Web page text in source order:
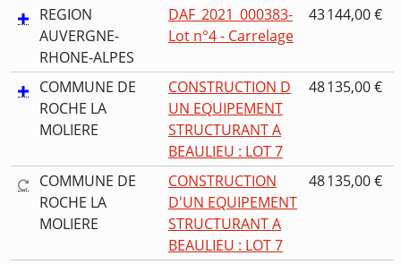
REGION
AUVERGNE-
RHONE-ALPES
DAF_2021_000383-
Lot n°4 - Carrelage
43 144,00 €
COMMUNE DE
ROCHE LA
MOLIERE
CONSTRUCTION D
UN EQUIPEMENT
STRUCTURANT A
BEAULIEU : LOT 7
48 135,00 €
COMMUNE DE
ROCHE LA
MOLIERE
CONSTRUCTION
D'UN EQUIPEMENT
STRUCTURANT A
BEAULIEU : LOT 7
48 135,00 €